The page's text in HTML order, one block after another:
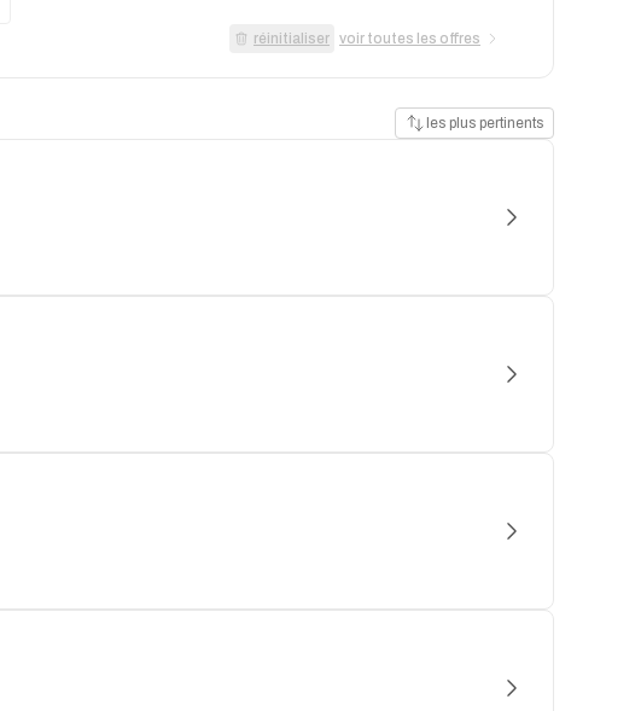
réinitialiser voir toutes les offres
les plus pertinents